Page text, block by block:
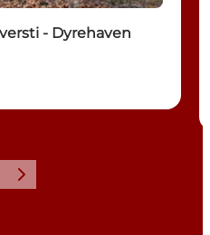
- Dyrehaven
Næste